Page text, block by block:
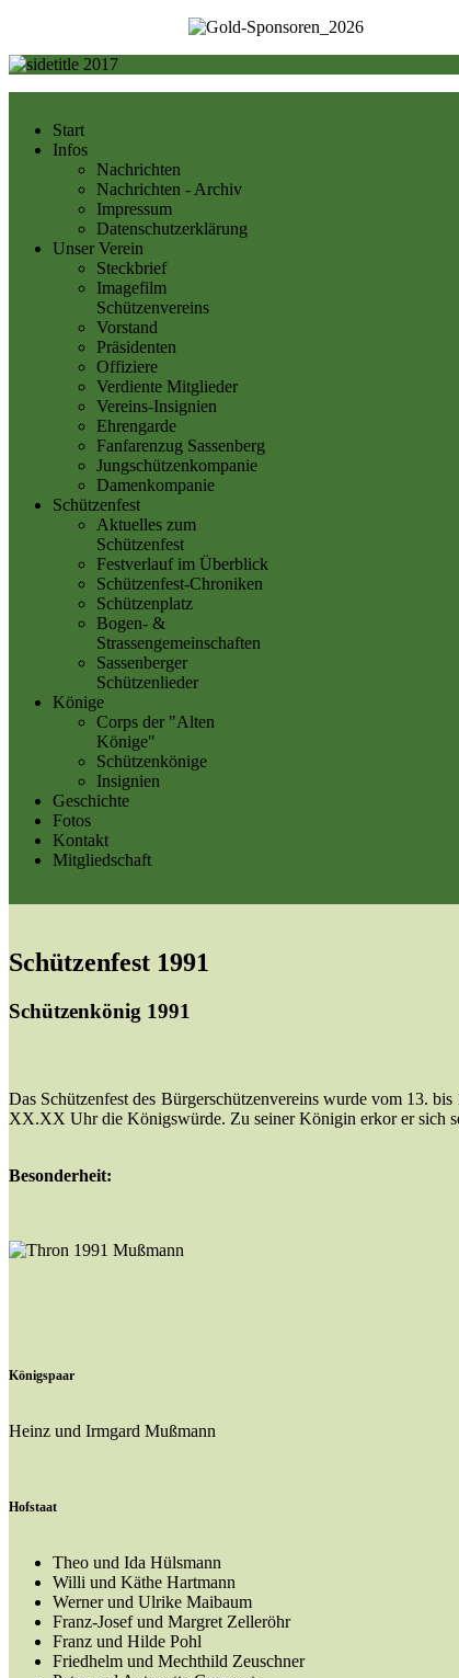
Start
Infos
Nachrichten
Nachrichten - Archiv
Impressum
Datenschutzerklärung
Unser Verein
Steckbrief
Imagefilm
Schützenvereins
Vorstand
Präsidenten
Offiziere
Verdiente Mitglieder
Vereins-Insignien
Ehrengarde
Fanfarenzug Sassenberg
Jungschützenkompanie
Damenkompanie
Schützenfest
Aktuelles zum
Schützenfest
Festverlauf im Überblick
Schützenfest-Chroniken
Schützenplatz
Bogen- &
Strassengemeinschaften
Sassenberger
Schützenlieder
Könige
Corps der "Alten
Könige"
Schützenkönige
Insignien
Geschichte
Fotos
Kontakt
Mitgliedschaft
Schützenfest 1991
Schützenkönig 1991
Das Schützenfest des Bürgerschützenvereins wurde vom 13.
XX.XX Uhr die Königswürde. Zu seiner Königin erkor er sich
Besonderheit:
Königspaar
Heinz und Irmgard Mußmann
Hofstaat
Theo und Ida Hülsmann
Willi und Käthe Hartmann
Werner und Ulrike Maibaum
Franz-Josef und Margret Zelleröhr
Franz und Hilde Pohl
Friedhelm und Mechthild Zeuschner